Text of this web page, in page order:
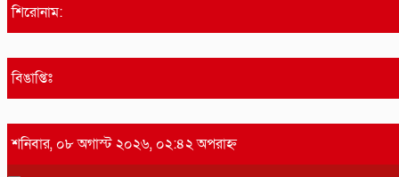
শিরোনাম:
বিঙাপ্তিঃ
শনিবার, ০৮ অগাস্ট ২০২৬, ০২:৪২ অপরাহ্ন